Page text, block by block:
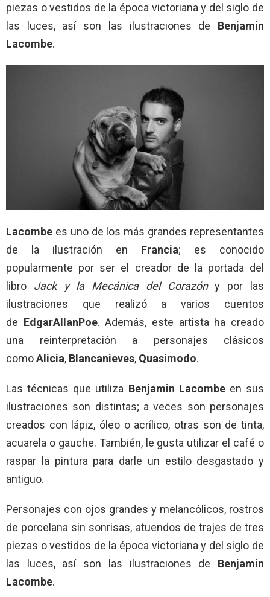
piezas o vestidos de la época victoriana y del siglo de
las luces, así son las ilustraciones de Benjamin
Lacombe.
Lacombe es uno de los más grandes representantes
de la ilustración en Francia; es conocido
popularmente por ser el creador de la portada del
libro Jack y la Mecánica del Corazóny por las
ilustraciones que realizó a varios cuentos
de EdgarAllanPoe. Además, este artista ha creado
una reinterpretación a personajes clásicos
comoAlicia, Blancanieves, Quasimodo.
Las técnicas que utiliza Benjamin Lacombeen sus
ilustraciones son distintas; a veces son personajes
creados con lápiz, óleo o acrílico, otras son de tinta,
acuarela o gauche. También, le gusta utilizar el café o
raspar la pintura para darle un estilo desgastado y
antiguo.
Personajes con ojos grandes y melancólicos, rostros
de porcelana sin sonrisas, atuendos de trajes de tres
piezas o vestidos de la época victoriana y del siglo de
las luces, así son las ilustraciones de Benjamin
Lacombe.